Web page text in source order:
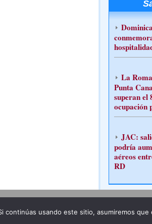
La
Punta
superan el
ocupación
JAC:
podría
aéreos
RD
continúas usando este sitio, asumiremos